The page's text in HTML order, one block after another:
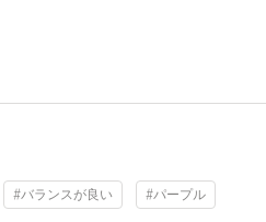
#バランスが良い #パープル